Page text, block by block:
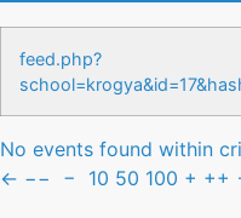
feed.php?
No events found within
← −− − 10 50 100 + ++